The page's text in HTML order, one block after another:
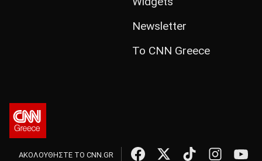
Newsletter
Το CNN Greece
ΑΚΟΛΟΥΘΗΣΤΕ ΤΟ CNN.GR